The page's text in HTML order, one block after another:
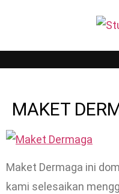
MAKET
Maket Dermaga ini
kami selesaikan